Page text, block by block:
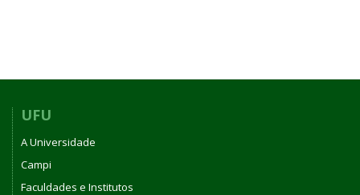
UFU
A Universidade
Campi
Faculdades e Institutos